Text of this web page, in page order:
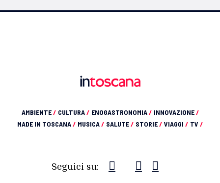
AMBIENTE/ CULTURA/ ENOGASTRONOMIA/ INNOVAZIONE/
MADE IN TOSCANA/ MUSICA/ SALUTE/ STORIE/ VIAGGI / TV /
Seguici su: